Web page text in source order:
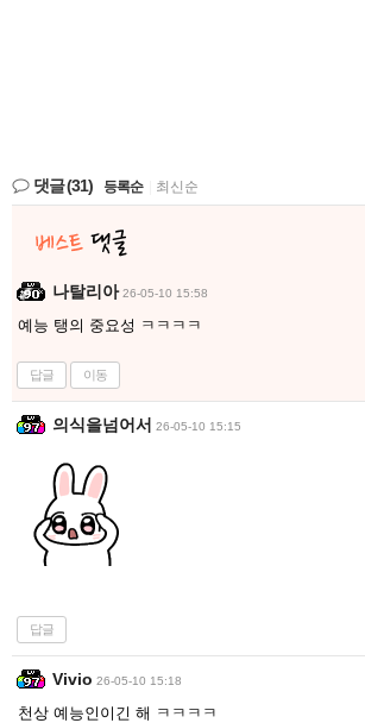
댓글(31) 등록순 최신순
나탈리아 26-05-10 15:58
예능 탱의 중요성 ㅋㅋㅋㅋ
답글 이동
의식을넘어서 26-05-10 15:15
답글
Vivio 26-05-10 15:18
천상 예능인이긴 해 ㅋㅋㅋㅋ